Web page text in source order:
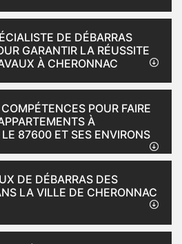
DE DÉBARRAS
GARANTIR LA RÉUSSITE
À CHERONNAC
POUR FAIRE
À
87600 ET SES ENVIRONS
DE DÉBARRAS DES
LA VILLE DE CHERONNAC